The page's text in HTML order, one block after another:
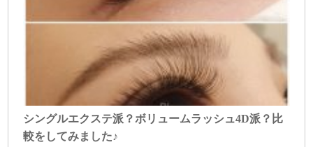
シングルエクステ派？ボリュームラッシュ4D派？比
較をしてみました♪